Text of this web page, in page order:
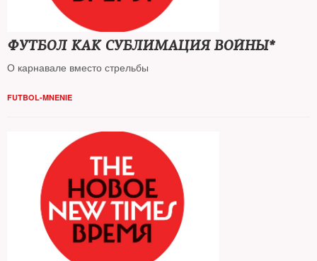
ФУТБОЛ КАК СУБЛИМАЦИЯ ВОЙНЫ*
О карнавале вместо стрельбы
FUTBOL-MNENIE